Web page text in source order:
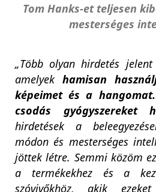
Tom Hanks-et teljesen
mesterséges
„Több olyan hirdetés
amelyekhamisan
képeimet és a
csodás gyógyszereket
hirdetések a
módon és mesterséges
jöttek létre. Semmi közöm
a termékekhez és a
szóvivőkhöz, akik